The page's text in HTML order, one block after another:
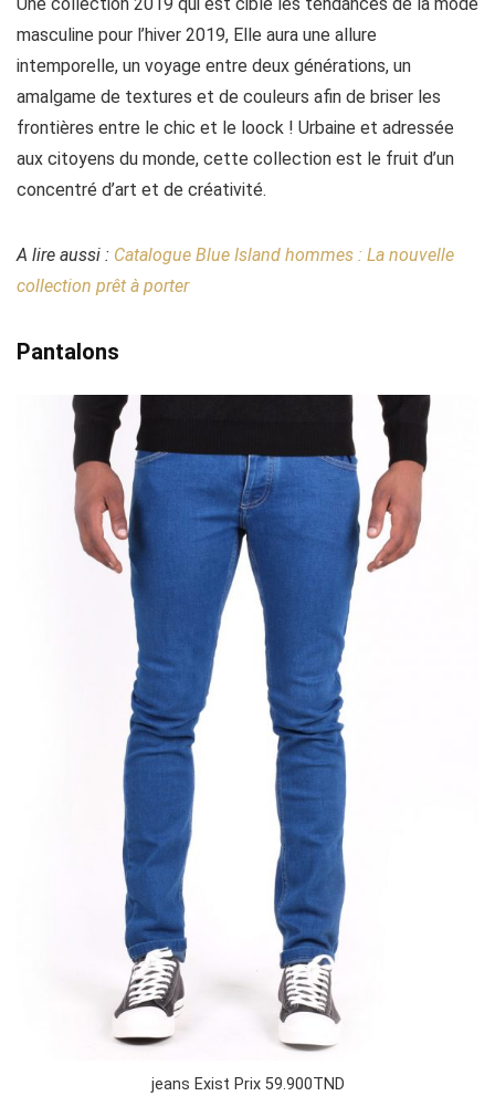
masculine pour l’hiver 2019, Elle aura une allure
intemporelle, un voyage entre deux générations, un
amalgame de textures et de couleurs afin de briser les
frontières entre le chic et le loock ! Urbaine et adressée
aux citoyens du monde, cette collection est le fruit d’un
concentré d’art et de créativité.
A lire aussi : Catalogue Blue Island hommes : La nouvelle
collection prêt à porter
Pantalons
jeans Exist Prix 59.900TND